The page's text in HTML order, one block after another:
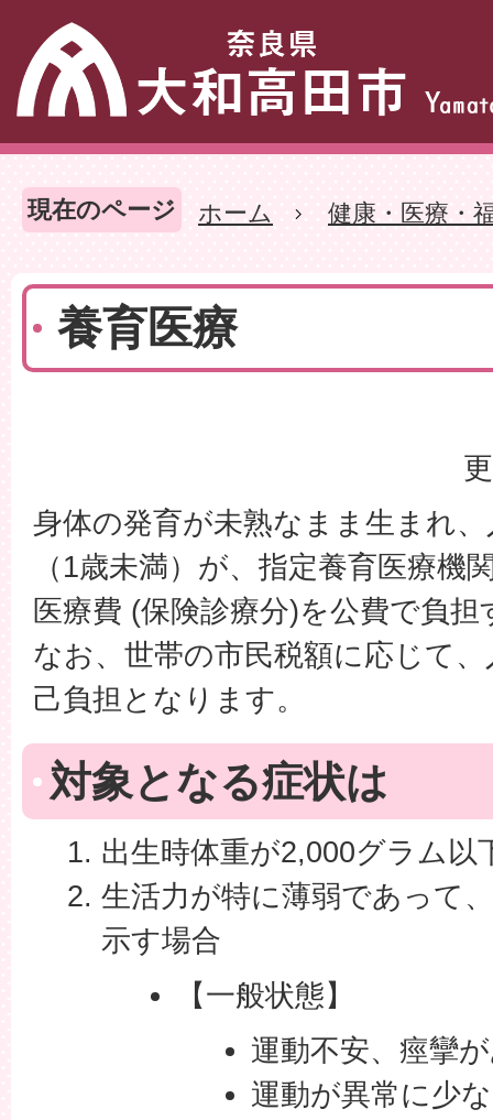
現在のページ ホーム 健康・医療・
養育医療
身体の発育が未熟なまま生まれ
（1歳未満）が、指定養育医療機
医療費 (保険診療分)を公費で負
なお、世帯の市民税額に応じて
己負担となります。
対象となる症状は
出生時体重が2,000グラム以
生活力が特に薄弱であって
示す場合
【一般状態】
運動不安、痙攣
運動が異常に少